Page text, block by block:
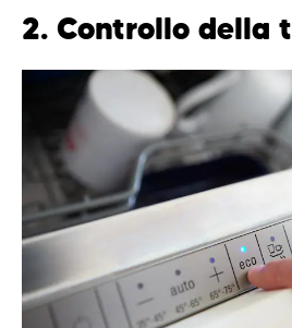
2. Controllo della